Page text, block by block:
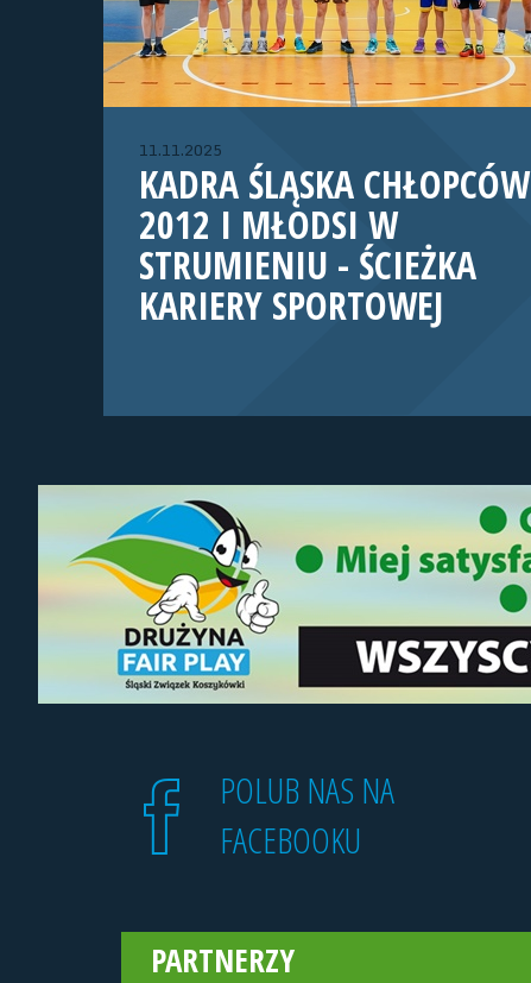
11.11.2025
KADRA ŚLĄSKA CHŁOPCÓW
2012 I MŁODSI W
STRUMIENIU - ŚCIEŻKA
KARIERY SPORTOWEJ
POLUB NAS NA
FACEBOOKU
PARTNERZY